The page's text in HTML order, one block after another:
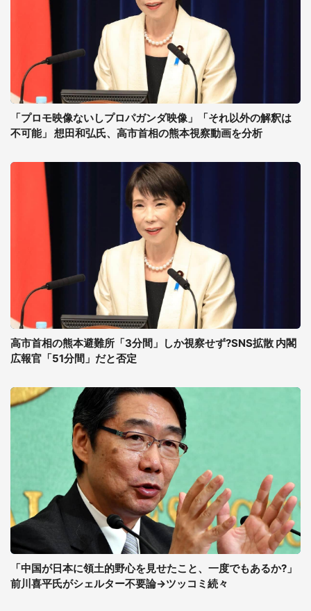
「プロモ映像ないしプロパガンダ映像」「それ以外の解釈は
不可能」 想田和弘氏、高市首相の熊本視察動画を分析
高市首相の熊本避難所「3分間」しか視察せず?SNS拡散 内閣
広報官「51分間」だと否定
「中国が日本に領土的野心を見せたこと、一度でもあるか?」
前川喜平氏がシェルター不要論→ツッコミ続々